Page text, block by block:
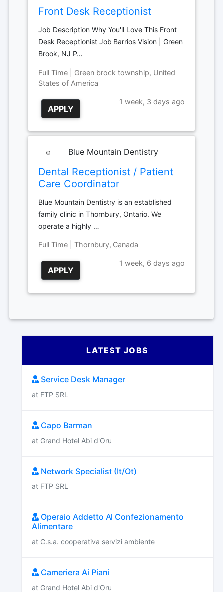
Front Desk Receptionist
Job Description Why You'll Love This Front
Desk Receptionist Job Barrios Vision | Green
Brook, NJ P…
Full Time | Green brook township, United
States of America
APPLY
1 week, 3 days ago
Blue Mountain Dentistry
Dental Receptionist / Patient
Care Coordinator
Blue Mountain Dentistry is an established
family clinic in Thornbury, Ontario. We
operate a highly …
Full Time | Thornbury, Canada
APPLY
1 week, 6 days ago
LATEST JOBS
Service Desk Manager
at FTP SRL
Capo Barman
at Grand Hotel Abi d'Oru
Network Specialist (It/Ot)
at FTP SRL
Operaio Addetto Al Confezionamento
Alimentare
at C.s.a. cooperativa servizi ambiente
Cameriera Ai Piani
at Grand Hotel Abi d'Oru